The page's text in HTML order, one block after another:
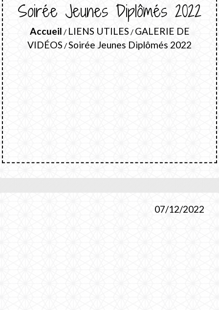
Soirée Jeunes Diplômés 2022
Accueil / LIENS UTILES / GALERIE DE
VIDÉOS /Soirée Jeunes Diplômés 2022
07/12/2022